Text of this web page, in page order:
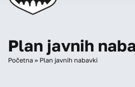
Plan javnih
Početna» Plan javnih nabavki